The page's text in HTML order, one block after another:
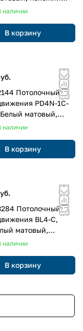
наличии
В корзину
Потолочный
PD4N-1C-
матовый,
наличии
В корзину
Потолочный
BL4-С,
матовый,
наличии
В корзину